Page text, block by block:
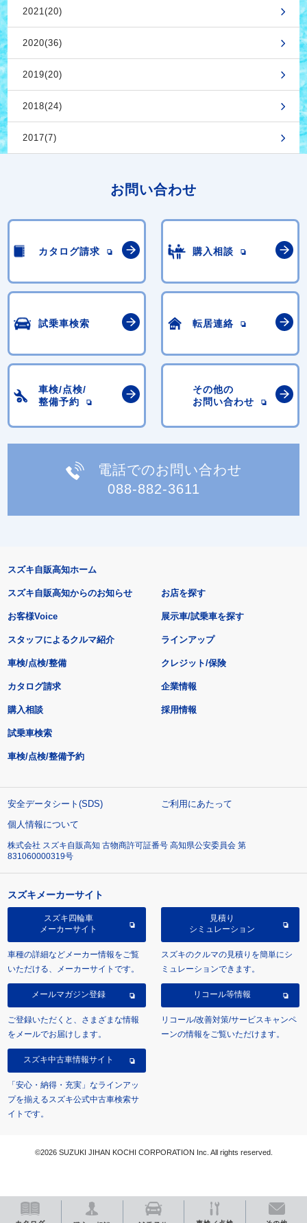
2021(20)
2020(36)
2019(20)
2018(24)
2017(7)
お問い合わせ
カタログ請求 購入相談
試乗車検索 転居連絡
車検/点検/
整備予約
その他の
お問い合わせ
電話でのお問い合わせ
088-882-3611
スズキ自販高知ホーム
スズキ自販高知からのお知らせ
お客様Voice
スタッフによるクルマ紹介
お店を探す
展示車/試乗車を探す
ラインアップ
車検/点検/整備 クレジット/保険
カタログ請求
購入相談
試乗車検索
車検/点検/整備予約
企業情報
採用情報
安全データシート(SDS)
ご利用にあたって
個人情報について
株式会社 スズキ自販高知 古物商許可証番号 高知県公安委員会 第
831060000319号
スズキメーカーサイト
スズキ四輪車
メーカーサイト
車種の詳細などメーカー情報をご覧
いただける、メーカーサイトです。
見積り
シミュレーション
スズキのクルマの見積りを簡単にシ
ミュレーションできます。
メールマガジン登録
ご登録いただくと、さまざまな情報
をメールでお届けします。
リコール等情報
リコール/改善対策/サービスキャンペ
ーンの情報をご覧いただけます。
スズキ中古車情報サイト
「安心・納得・充実」なラインアッ
プを揃えるスズキ公式中古車検索サ
イトです。
©2026 SUZUKI JIHAN KOCHI CORPORATION Inc. All rights reserved.